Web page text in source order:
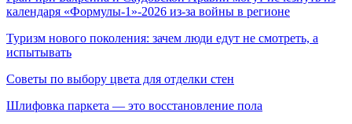
календаря «Формулы-1»-2026 из-за войны в регионе
Туризм нового поколения: зачем люди едут не смотреть, а
испытывать
Советы по выбору цвета для отделки стен
Шлифовка паркета — это восстановление пола